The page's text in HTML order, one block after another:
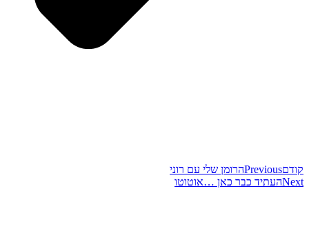
קודםPreviousהרומן שלי עם רוני
Nextהעתיד כבר כאן …אוטוטו